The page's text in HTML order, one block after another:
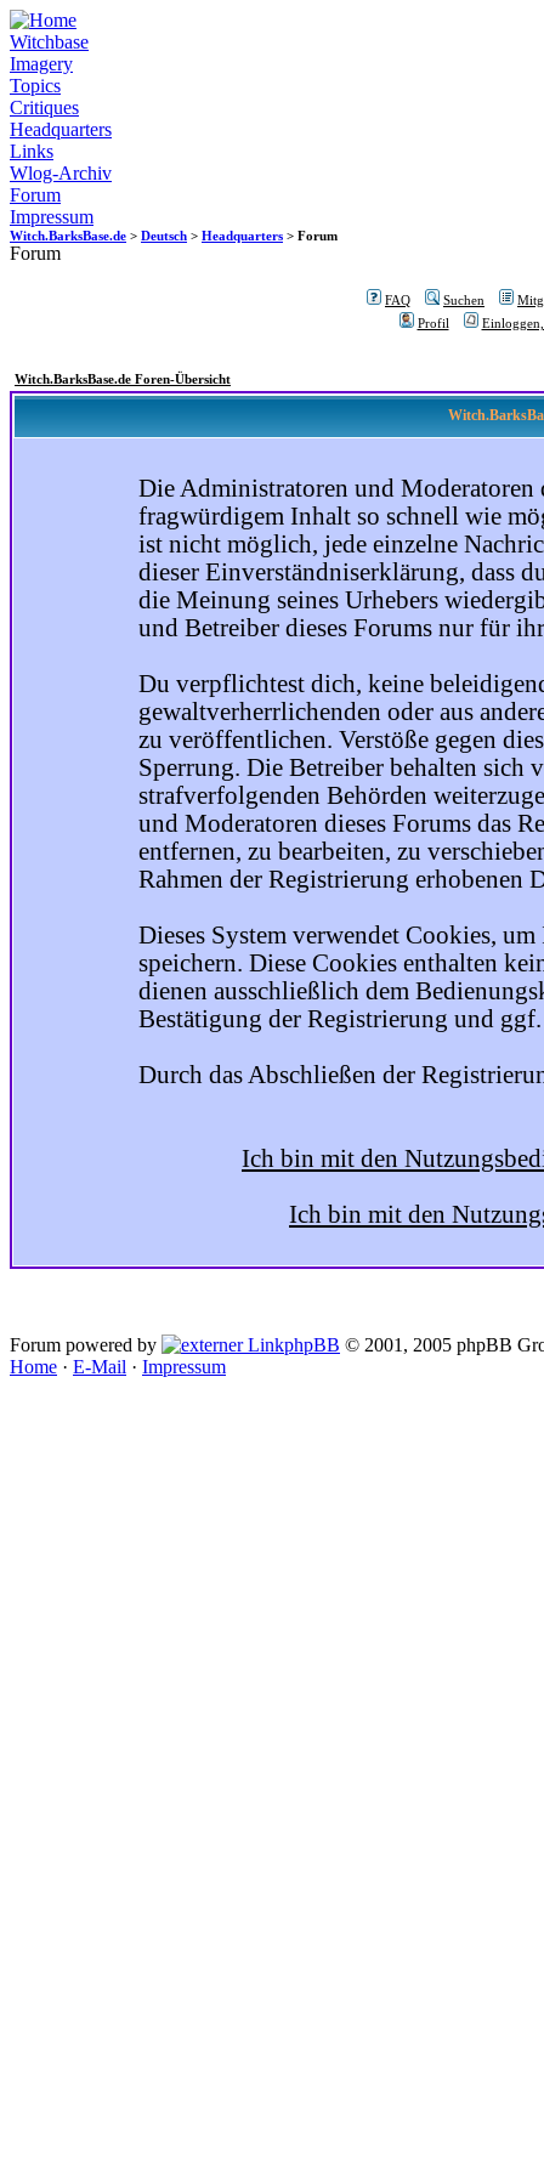
Witchbase
Imagery
Topics
Critiques
Headquarters
Links
Wlog-Archiv
Forum
Impressum
Witch.BarksBase.de > Deutsch > Headquarters > Forum
Forum
FAQ Suchen
Profil
Witch.BarksBase.de Foren-Übersicht
Die Administratoren und Moderatoren
fragwürdigem Inhalt so schnell wie
ist nicht möglich, jede einzelne
dieser Einverständniserklärung, dass
die Meinung seines Urhebers
und Betreiber dieses Forums nur für
Du verpflichtest dich, keine
gewaltverherrlichenden oder aus
zu veröffentlichen. Verstöße gegen
Sperrung. Die Betreiber behalten sich
strafverfolgenden Behörden
und Moderatoren dieses Forums das
entfernen, zu bearbeiten, zu
Rahmen der Registrierung erhobenen
Dieses System verwendet Cookies,
speichern. Diese Cookies enthalten
dienen ausschließlich dem
Bestätigung der Registrierung und ggf.
Durch das Abschließen der
Ich bin mit den
Ich bin mit den
Forum powered by phpBB © 2001, 2005 phpBB
Home · E-Mail · Impressum